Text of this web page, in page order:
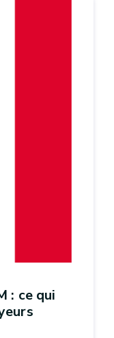
: ce qui